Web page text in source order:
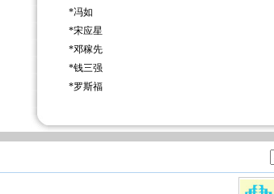
*冯如
*宋应星
*邓稼先
*钱三强
*罗斯福